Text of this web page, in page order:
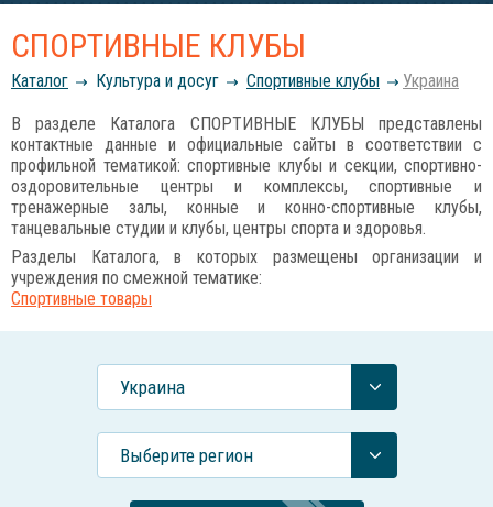
СПОРТИВНЫЕ КЛУБЫ
Каталог Культура и досуг Спортивные клубы Украина
В разделе Каталога СПОРТИВНЫЕ КЛУБЫ представлены
контактные данные и официальные сайты в соответствии с
профильной тематикой: спортивные клубы и секции, спортивно-
оздоровительные центры и комплексы, спортивные и
тренажерные залы, конные и конно-спортивные клубы,
танцевальные студии и клубы, центры спорта и здоровья.
Разделы Каталога, в которых размещены организации и
учреждения по смежной тематике:
Спортивные товары
Украина
Выберите регион